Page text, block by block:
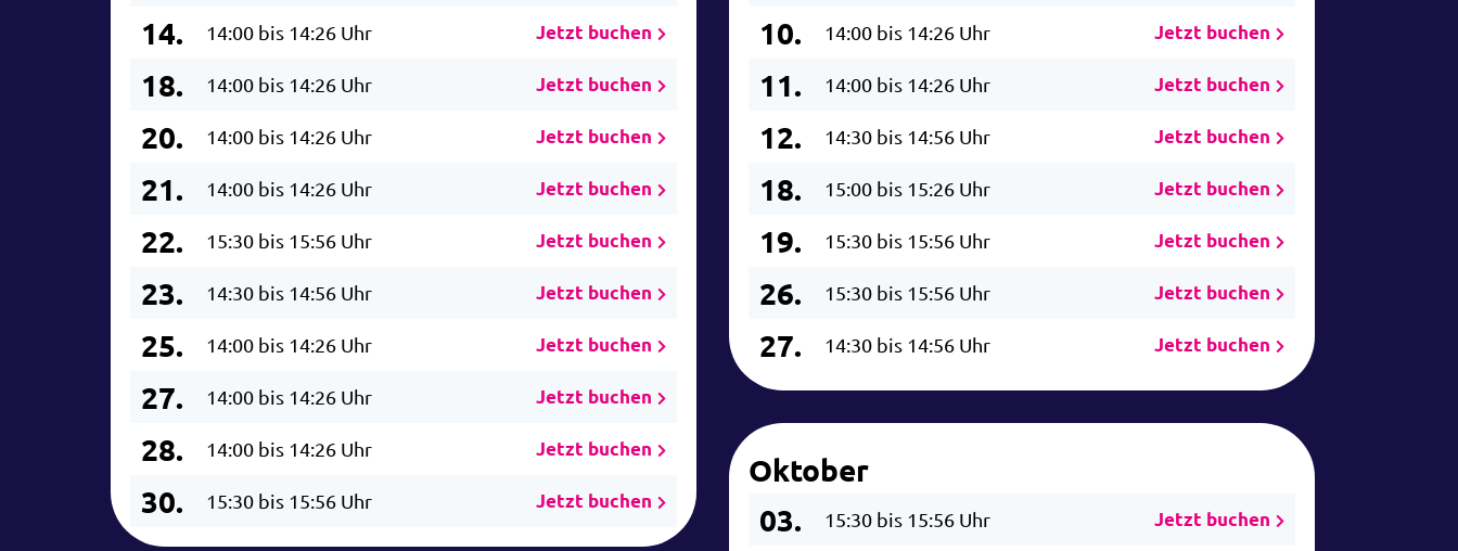
14. 14:00 bis 14:26 Uhr Jetzt buchen
18. 14:00 bis 14:26 Uhr Jetzt buchen
20. 14:00 bis 14:26 Uhr Jetzt buchen
21. 14:00 bis 14:26 Uhr Jetzt buchen
22. 15:30 bis 15:56 Uhr Jetzt buchen
23. 14:30 bis 14:56 Uhr Jetzt buchen
25. 14:00 bis 14:26 Uhr Jetzt buchen
27. 14:00 bis 14:26 Uhr Jetzt buchen
28. 14:00 bis 14:26 Uhr Jetzt buchen
30. 15:30 bis 15:56 Uhr Jetzt buchen
10. 14:00 bis 14:26 Uhr Jetzt buchen
11. 14:00 bis 14:26 Uhr Jetzt buchen
12. 14:30 bis 14:56 Uhr Jetzt buchen
18. 15:00 bis 15:26 Uhr Jetzt buchen
19. 15:30 bis 15:56 Uhr Jetzt buchen
26. 15:30 bis 15:56 Uhr Jetzt buchen
27. 14:30 bis 14:56 Uhr Jetzt buchen
Oktober
03.
15:30 bis 15:56 Uhr Jetzt buchen